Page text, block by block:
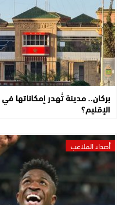
بركان.. مدينة تُهدر إمكاناتها
الإقليم؟
أصداء الملاعب